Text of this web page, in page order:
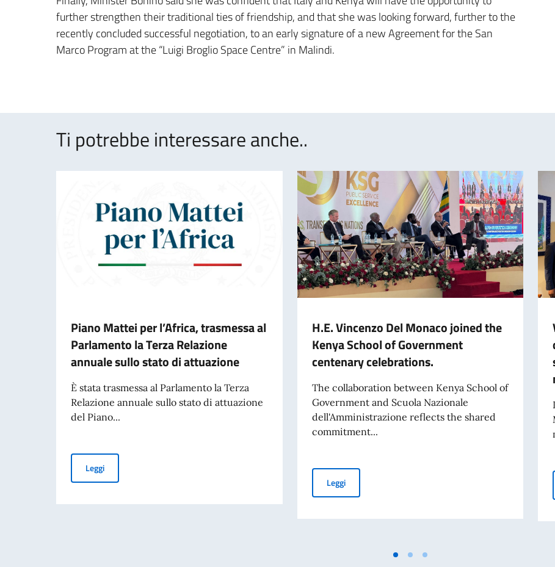
further strengthen their traditional ties of friendship, and that she was looking forward, further to the
recently concluded successful negotiation, to an early signature of a new Agreement for the San
Marco Program at the “Luigi Broglio Space Centre” in Malindi.
Ti potrebbe interessare anche..
Piano Mattei per l’Africa, trasmessa al
Parlamento la Terza Relazione
annuale sullo stato di attuazione
È stata trasmessa al Parlamento la Terza
Relazione annuale sullo stato di attuazione
del Piano...
LeggiPiano Mattei per l’Africa, trasmessa al Parlamento la Terza Relazione annuale sullo stato di attuazione
H.E. Vincenzo Del Monaco joined the
Kenya School of Government
centenary celebrations.
The collaboration between Kenya School of
Government and Scuola Nazionale
dell'Amministrazione reflects the shared
commitment...
LeggiH.E. Vincenzo Del Monaco joined the Kenya School of